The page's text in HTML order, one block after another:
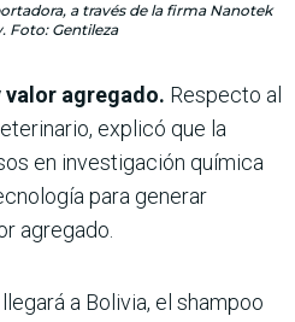
a través de la firma Nanotek
Foto: Gentileza
agregado. Respecto al
explicó que la
en investigación química
para generar
agregado.
a Bolivia, el shampoo